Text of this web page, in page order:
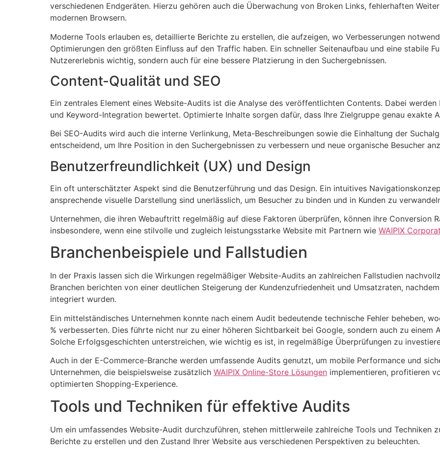
verschiedenen Endgeräten. Hierzu gehören auch die Überwachung von Broken Links, fehlerhaften
modernen Browsern.
Moderne Tools erlauben es, detaillierte Berichte zu erstellen, die aufzeigen, wo Verbesserungen
Optimierungen den größten Einfluss auf den Traffic haben. Ein schneller Seitenaufbau und eine stabile
Nutzererlebnis wichtig, sondern auch für eine bessere Platzierung in den Suchergebnissen.
Content-Qualität und SEO
Ein zentrales Element eines Website-Audits ist die Analyse des veröffentlichten Contents. Dabei
und Keyword-Integration bewertet. Optimierte Inhalte sorgen dafür, dass Ihre Zielgruppe genau exakte
Bei SEO-Audits wird auch die interne Verlinkung, Meta-Beschreibungen sowie die Einhaltung der
entscheidend, um Ihre Position in den Suchergebnissen zu verbessern und neue organische Besucher
Benutzerfreundlichkeit (UX) und Design
Ein oft unterschätzter Aspekt sind die Benutzerführung und das Design. Ein intuitives
ansprechende visuelle Darstellung sind unerlässlich, um Besucher zu binden und in Kunden zu
Unternehmen, die ihren Webauftritt regelmäßig auf diese Faktoren überprüfen, können ihre Conversion
insbesondere, wenn eine stilvolle und zugleich leistungsstarke Website mit Partnern wie WAIPIX
Branchenbeispiele und Fallstudien
In der Praxis lassen sich die Wirkungen regelmäßiger Website-Audits an zahlreichen Fallstudien
Branchen berichten von einer deutlichen Steigerung der Kundenzufriedenheit und Umsatzraten,
integriert wurden.
Ein mittelständisches Unternehmen konnte nach einem Audit bedeutende technische Fehler beheben,
% verbesserten. Dies führte nicht nur zu einer höheren Sichtbarkeit bei Google, sondern auch zu einem
Solche Erfolgsgeschichten unterstreichen, wie wichtig es ist, in regelmäßige Überprüfungen zu
Auch in der E-Commerce-Branche werden umfassende Audits genutzt, um mobile Performance und
Unternehmen, die beispielsweise zusätzlich WAIPIX Online-Store Lösungen implementieren, profitieren
optimierten Shopping-Experience.
Tools und Techniken für effektive Audits
Um ein umfassendes Website-Audit durchzuführen, stehen mittlerweile zahlreiche Tools und Techniken
Berichte zu erstellen und den Zustand Ihrer Website aus verschiedenen Perspektiven zu beleuchten.